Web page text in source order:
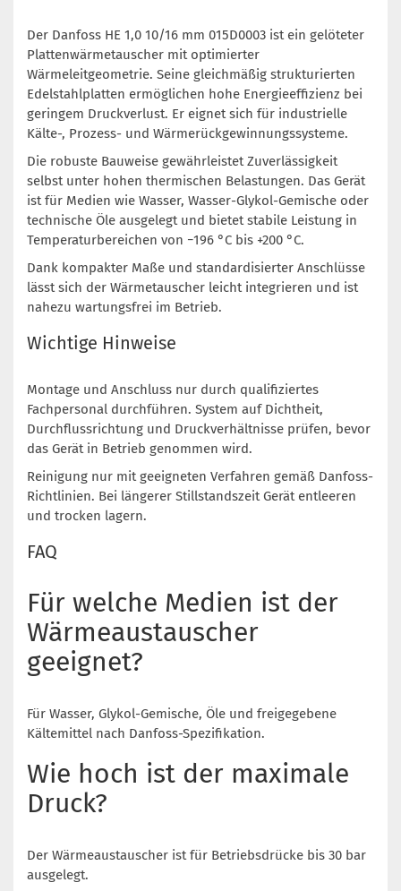
Der Danfoss HE 1,0 10/16 mm 015D0003 ist ein gelöteter
Plattenwärmetauscher mit optimierter
Wärmeleitgeometrie. Seine gleichmäßig strukturierten
Edelstahlplatten ermöglichen hohe Energieeffizienz bei
geringem Druckverlust. Er eignet sich für industrielle
Kälte-, Prozess- und Wärmerückgewinnungssysteme.
Die robuste Bauweise gewährleistet Zuverlässigkeit
selbst unter hohen thermischen Belastungen. Das Gerät
ist für Medien wie Wasser, Wasser-Glykol-Gemische oder
technische Öle ausgelegt und bietet stabile Leistung in
Temperaturbereichen von −196 °C bis +200 °C.
Dank kompakter Maße und standardisierter Anschlüsse
lässt sich der Wärmetauscher leicht integrieren und ist
nahezu wartungsfrei im Betrieb.
Wichtige Hinweise
Montage und Anschluss nur durch qualifiziertes
Fachpersonal durchführen. System auf Dichtheit,
Durchflussrichtung und Druckverhältnisse prüfen, bevor
das Gerät in Betrieb genommen wird.
Reinigung nur mit geeigneten Verfahren gemäß Danfoss-
Richtlinien. Bei längerer Stillstandszeit Gerät entleeren
und trocken lagern.
FAQ
Für welche Medien ist der
Wärmeaustauscher
geeignet?
Für Wasser, Glykol-Gemische, Öle und freigegebene
Kältemittel nach Danfoss-Spezifikation.
Wie hoch ist der maximale
Druck?
Der Wärmeaustauscher ist für Betriebsdrücke bis 30 bar
ausgelegt.